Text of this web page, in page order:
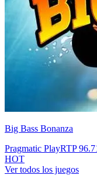
Big Bass Bonanza
Pragmatic PlayRTP
HOT
Ver todos los juegos